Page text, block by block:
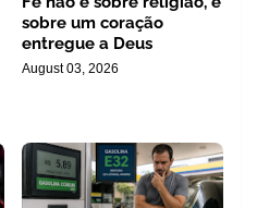
sobre um coração
entregue a Deus
August 03, 2026